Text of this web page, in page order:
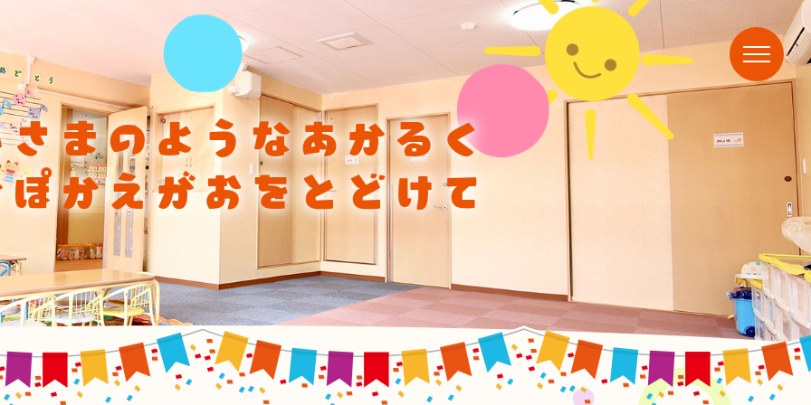
まのようなあかるく
かえがおをとどけて